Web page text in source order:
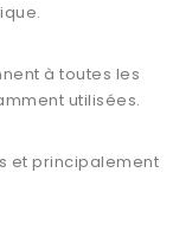
à toutes les
utilisées.
et principalement